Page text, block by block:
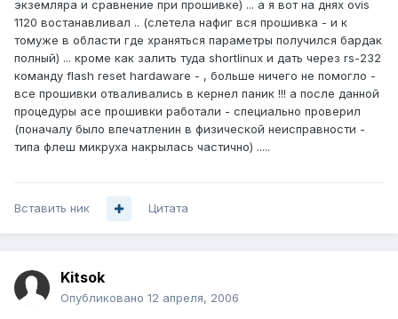
экземляра и сравнение при прошивке) ... а я вот на днях ovis
1120 востанавливал .. (слетела нафиг вся прошивка - и к
томуже в области где храняться параметры получился бардак
полный) ... кроме как залить туда shortlinux и дать через rs-232
команду flash reset hardaware - , больше ничего не помогло -
все прошивки отваливались в кернел паник !!! а после данной
процедуры асе прошивки работали - специально проверил
(поначалу было впечатленин в физической неисправности -
типа флеш микруха накрылась частично) .....
Вставить ник Цитата
Kitsok
Опубликовано 12 апреля, 2006